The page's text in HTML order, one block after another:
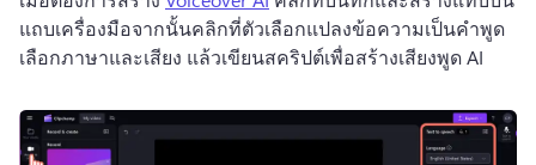
แถบเครื่องมือจากนั้นคลิกที่ตัวเลือกแปลงข้อความเป็นคําพูด
เลือกภาษาและเสียง แล้วเขียนสคริปต์เพื่อสร้างเสียงพูด AI